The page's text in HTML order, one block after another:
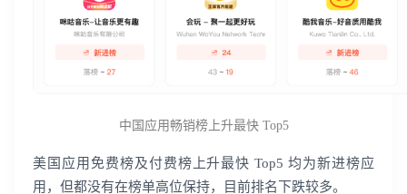
中国应用畅销榜上升最快 Top5
美国应用免费榜及付费榜上升最快 Top5 均为新进榜应
用，但都没有在榜单高位保持，目前排名下跌较多。